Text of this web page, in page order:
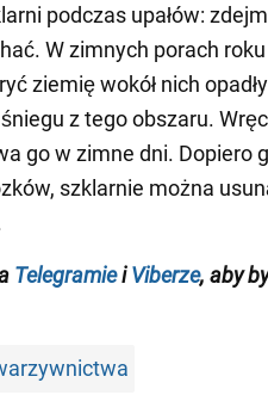
podczas upałów:
W zimnych porach
ziemię wokół nich
z tego obszaru.
go w zimne dni. Dopiero
szklarnie można
TelegramieiViberze, aby